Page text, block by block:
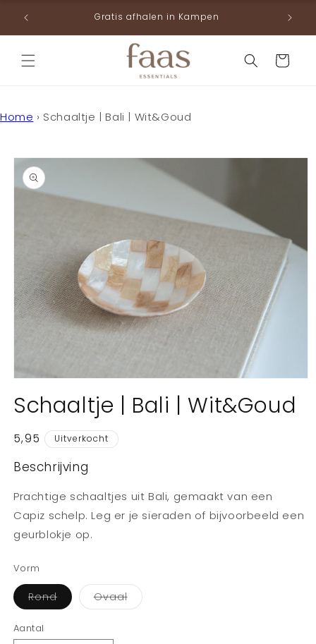
naar de
Gratis afhalen in Kampen
Winkelwagen
Home › Schaaltje | Bali | Wit&Goud
direct naar
openen
in
Schaaltje | Bali | Wit&Goud
Normale
5,95 Uitverkocht
Beschrijving
Prachtige schaaltjes uit Bali, gemaakt van een
Capiz schelp. Leg er je sieraden of bijvoorbeeld een
geurblokje op.
Vorm
RondVariant
uitverkocht
OvaalVariant
uitverkocht
Aantal